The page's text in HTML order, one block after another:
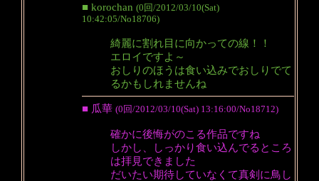
■ korochan (0回/2012/03/10(Sat)
10:42:05/No18706)
綺麗に割れ目に向かっての線！！
エロイですよ～
おしりのほうは食い込みでおしりでて
るかもしれませんね
■ 瓜華 (0回/2012/03/10(Sat) 13:16:00/No18712)
確かに後悔がのこる作品ですね
しかし、しっかり食い込んでるところ
は拝見できました
だいたい期待していなくて真剣に鳥し